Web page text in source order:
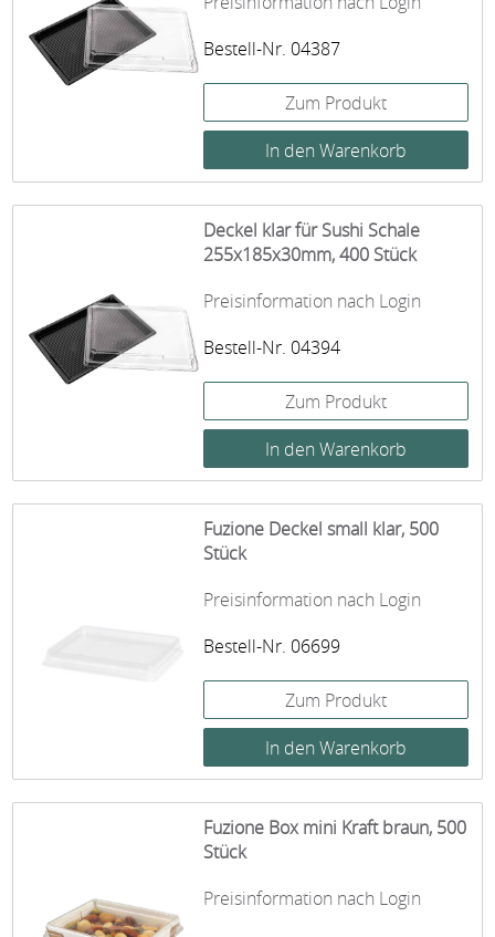
Bestell-Nr. 04387
Zum Produkt
Deckel klar für Sushi Schale
255x185x30mm, 400 Stück
Preisinformation nach Login
Bestell-Nr. 04394
Zum Produkt
Fuzione Deckel small klar, 500
Stück
Preisinformation nach Login
Bestell-Nr. 06699
Zum Produkt
Fuzione Box mini Kraft braun, 500
Stück
Preisinformation nach Login